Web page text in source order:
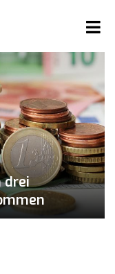
drei